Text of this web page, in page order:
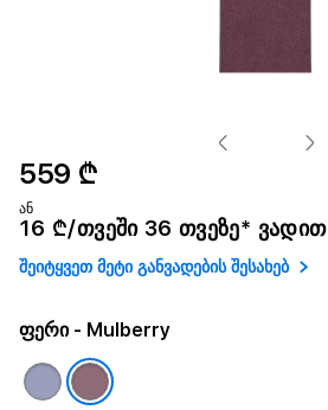
559 ₾
ან
16 ₾/თვეში 36 თვეზე* ვადით
შეიტყვეთ მეტი განვადების შესახებ
ფერი- Mulberry